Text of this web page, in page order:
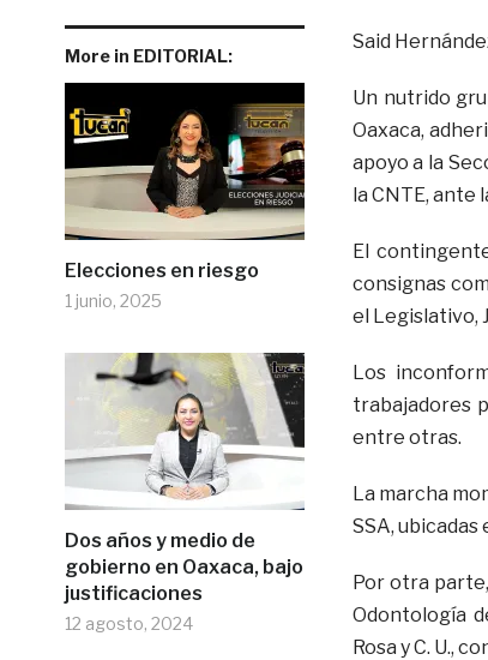
More in EDITORIAL:
Elecciones en riesgo
1 junio, 2025
Dos años y medio de
gobierno en Oaxaca, bajo
justificaciones
12 agosto, 2024
Said
Un nutrido
Oaxaca,
apoyo a la
la CNTE, ante
El
consignas
el Legislativo,
Los
trabajadores
entre otras.
La marcha
SSA, ubicadas
Por otra
Odontología
Rosa y C. U.,